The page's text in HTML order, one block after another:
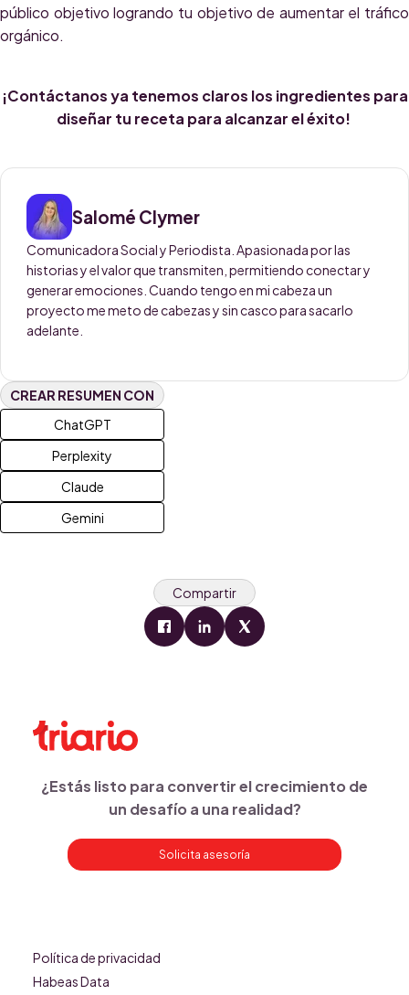
público objetivo logrando tu objetivo de aumentar el tráfico
orgánico.
¡Contáctanos ya tenemos claros los ingredientes para
diseñar tu receta para alcanzar el éxito!
Salomé Clymer
Comunicadora Social y Periodista. Apasionada por las
historias y el valor que transmiten, permitiendo conectar y
generar emociones. Cuando tengo en mi cabeza un
proyecto me meto de cabezas y sin casco para sacarlo
adelante.
CREAR RESUMEN CON
ChatGPT
Perplexity
Claude
Gemini
Compartir
¿Estás listo para convertir el crecimiento de
un desafío a una realidad?
Solicita asesoría
Política de privacidad
Habeas Data